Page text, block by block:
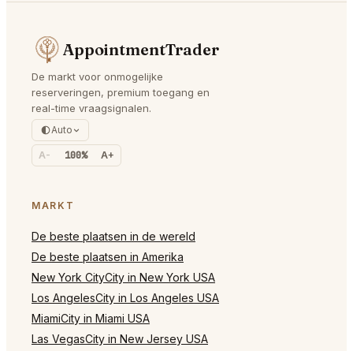
AppointmentTrader
De markt voor onmogelijke
reserveringen, premium toegang en
real-time vraagsignalen.
Auto
A- 100% A+
MARKT
De beste plaatsen in de wereld
De beste plaatsen in Amerika
New York CityCity in New York USA
Los AngelesCity in Los Angeles USA
MiamiCity in Miami USA
Las VegasCity in New Jersey USA